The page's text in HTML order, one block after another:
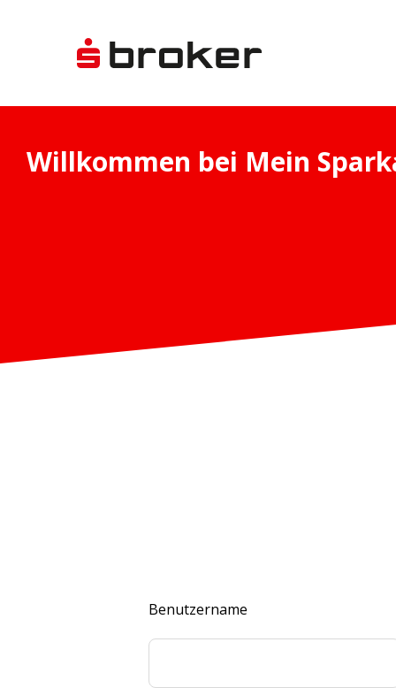
Benutzername